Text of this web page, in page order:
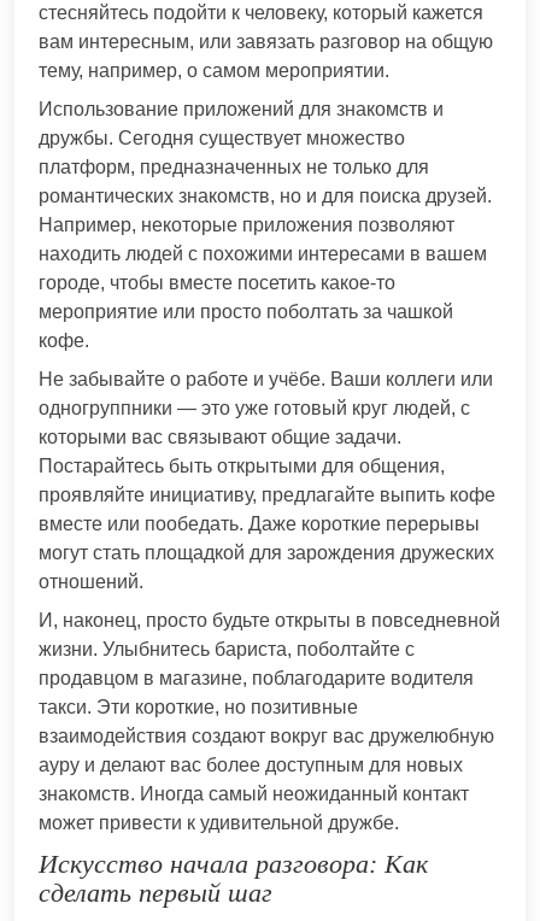
стесняйтесь подойти к человеку, который кажется
вам интересным, или завязать разговор на общую
тему, например, о самом мероприятии.
Использование приложений для знакомств и
дружбы. Сегодня существует множество
платформ, предназначенных не только для
романтических знакомств, но и для поиска друзей.
Например, некоторые приложения позволяют
находить людей с похожими интересами в вашем
городе, чтобы вместе посетить какое-то
мероприятие или просто поболтать за чашкой
кофе.
Не забывайте о работе и учёбе. Ваши коллеги или
одногруппники — это уже готовый круг людей, с
которыми вас связывают общие задачи.
Постарайтесь быть открытыми для общения,
проявляйте инициативу, предлагайте выпить кофе
вместе или пообедать. Даже короткие перерывы
могут стать площадкой для зарождения дружеских
отношений.
И, наконец, просто будьте открыты в повседневной
жизни. Улыбнитесь бариста, поболтайте с
продавцом в магазине, поблагодарите водителя
такси. Эти короткие, но позитивные
взаимодействия создают вокруг вас дружелюбную
ауру и делают вас более доступным для новых
знакомств. Иногда самый неожиданный контакт
может привести к удивительной дружбе.
Искусство начала разговора: Как
сделать первый шаг